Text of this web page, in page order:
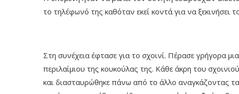
το τηλέφωνό της καθόταν εκεί κοντά για να ξεκινήσει
Στη συνέχεια έφτασε για το σχοινί. Πέρασε γρήγορα
περιλαίμιου της κουκούλας της. Κάθε άκρη του
και διασταυρώθηκε πάνω από το άλλο αναγκάζοντας